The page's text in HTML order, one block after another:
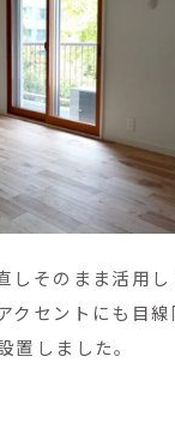
しそのまま活用
クセントにも目
しました。